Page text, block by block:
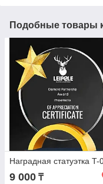
Подобные товары
Наградная статуэтка T-
9 000 ₸